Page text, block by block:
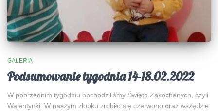
GALERIA
Podsumowanie tygodnia 14-18.02.2022
W poprzednim tygodniu obchodziliśmy Święto Zakochanych, czyli
Walentynki. W naszym żłobku zrobiło się czerwono oraz wszędzie